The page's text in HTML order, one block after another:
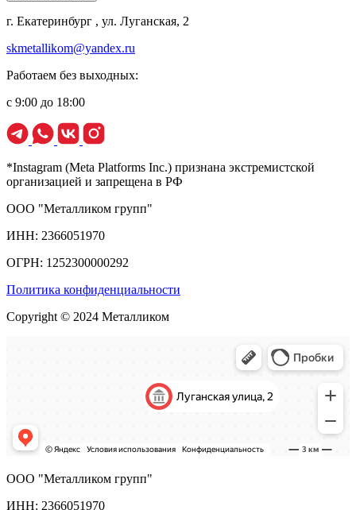
г. Екатеринбург , ул. Луганская, 2
skmetallikom@yandex.ru
Работаем без выходных:
с 9:00 до 18:00
*Instagram (Meta Platforms Inc.) признана экстремистской
организацией и запрещена в РФ
ООО "Металликом групп"
ИНН: 2366051970
ОГРН: 1252300000292
Политика конфиденциальности
Copyright © 2024 Металликом
ООО "Металликом групп"
ИНН: 2366051970